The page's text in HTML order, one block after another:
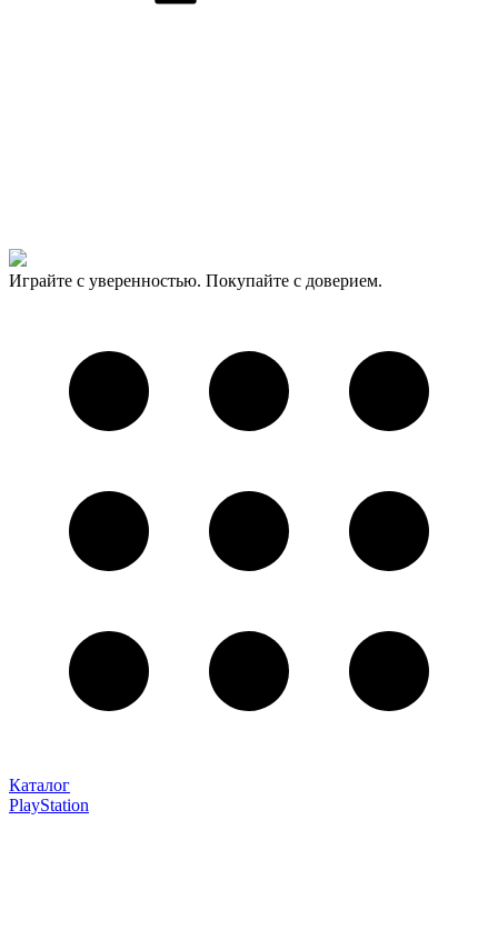
Играйте с уверенностью. Покупайте с доверием.
Каталог
PlayStation